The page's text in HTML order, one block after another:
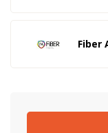
Fiber